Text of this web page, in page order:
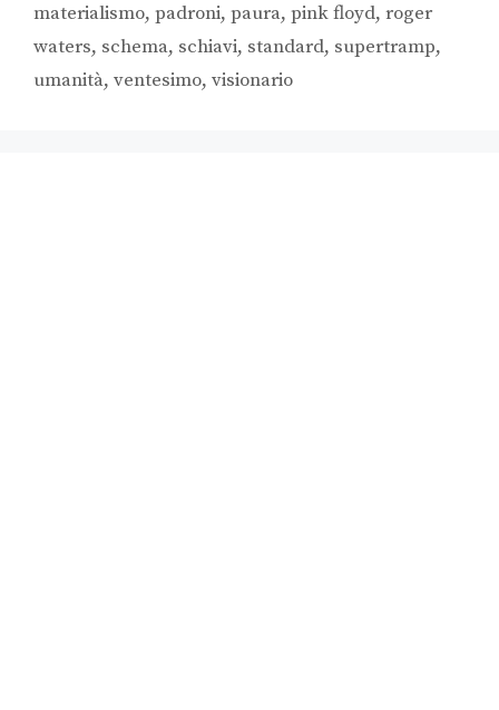
materialismo, padroni, paura, pink floyd, roger
waters, schema, schiavi, standard, supertramp,
umanità, ventesimo, visionario